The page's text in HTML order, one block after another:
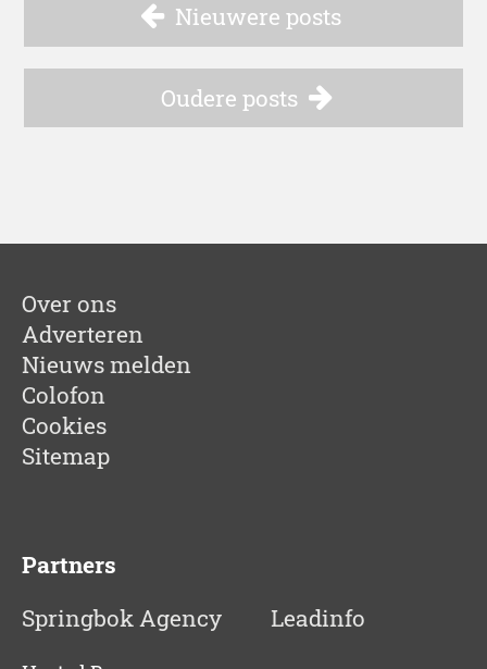
Nieuwere posts
Oudere posts
Over ons
Adverteren
Nieuws melden
Colofon
Cookies
Sitemap
Partners
Springbok Agency
Leadinfo